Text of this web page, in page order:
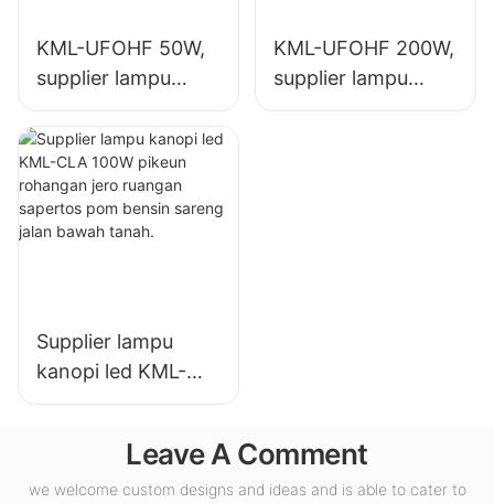
KML-UFOHF 50W,
supplier lampu
teluk tinggi led
pikeun pabrik
industri, gudang,
sareng aplikasi
lampu jero ruangan
KML-UFOHF 200W,
supplier lampu
teluk tinggi led
Supplier lampu
kanopi led KML-
CLA 100W pikeun
ruangan sapertos
pom bensin sareng
Leave A Comment
we welcome custom designs and ideas and is able to cater to